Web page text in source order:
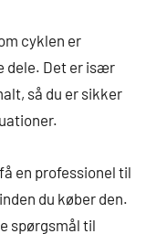
cyklen er
dele. Det er især
så du er sikker
en professionel til
du køber den.
spørgsmål til